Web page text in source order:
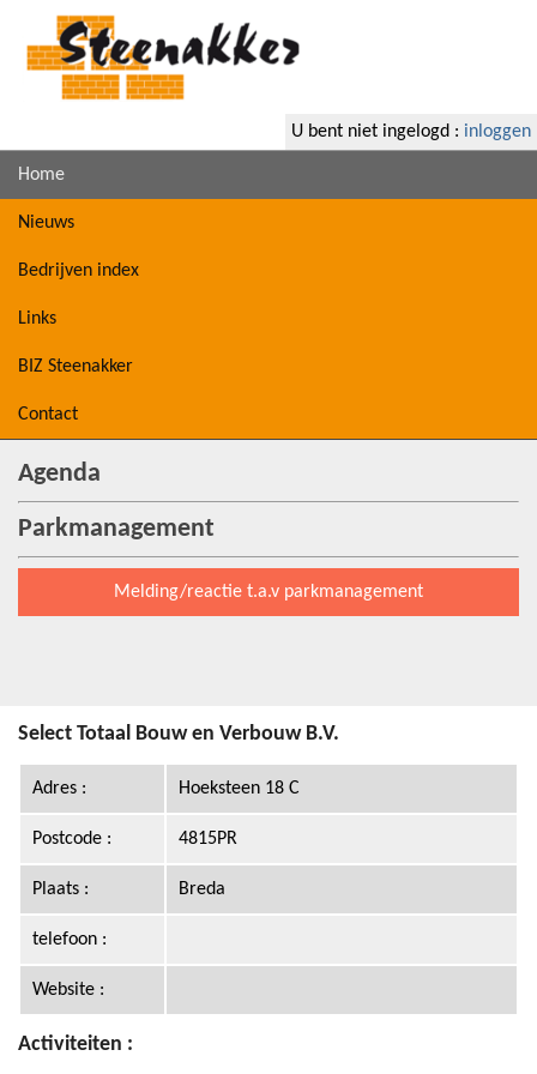
U bent niet ingelogd : inloggen
Home
Nieuws
Bedrijven index
Links
BIZ Steenakker
Contact
Agenda
Parkmanagement
Melding/reactie t.a.v parkmanagement
Select Totaal Bouw en Verbouw B.V.
Adres : Hoeksteen 18 C
Postcode : 4815PR
Plaats : Breda
telefoon :
Website :
Activiteiten :